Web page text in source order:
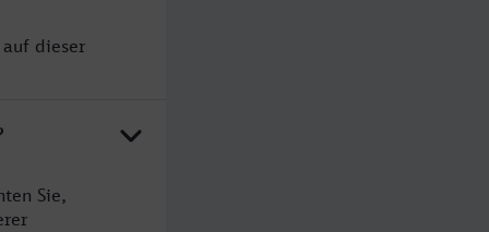
dieser
Sie,